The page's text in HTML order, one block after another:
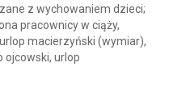
z wychowaniem dzieci;
pracownicy w ciąży,
macierzyński (wymiar),
ojcowski, urlop